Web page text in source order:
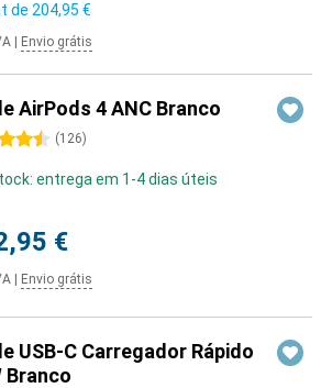
de 204,95 €
Envio grátis
AirPods 4 ANC Branco
(126)
entrega em 1-4 dias úteis
€
Envio grátis
USB-C Carregador Rápido
Branco